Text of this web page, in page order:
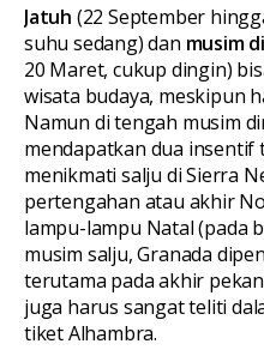
Jatuh (22 September
suhu sedang) dan musim
20 Maret, cukup dingin)
wisata budaya, meskipun
Namun di tengah musim
mendapatkan dua insentif
menikmati salju di Sierra
pertengahan atau akhir
lampu-lampu Natal (pada
musim salju, Granada
terutama pada akhir
juga harus sangat teliti
tiket Alhambra.